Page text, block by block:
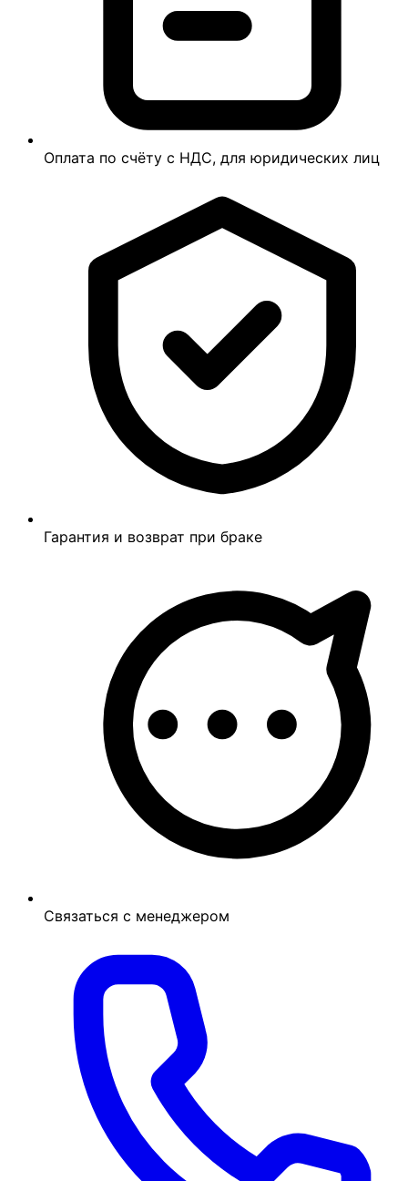
Оплата по счёту с НДС, для юридических лиц
Гарантия и возврат при браке
Связаться с менеджером